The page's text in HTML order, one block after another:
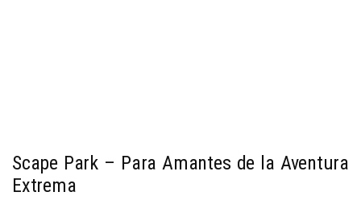
Scape Park – Para Amantes de la Aventura
Extrema